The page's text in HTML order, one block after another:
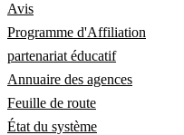
Avis
Programme d'Affiliation
partenariat éducatif
Annuaire des agences
Feuille de route
État du système